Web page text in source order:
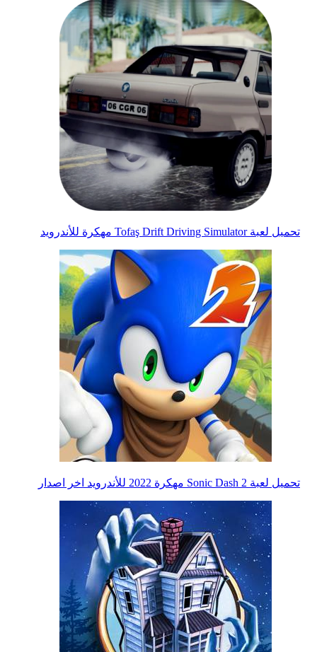
تحميل لعبة Tofaş Drift Driving Simulator مهكرة للأندرويد
تحميل لعبة Sonic Dash 2 مهكرة 2022 للأندرويد اخر اصدار